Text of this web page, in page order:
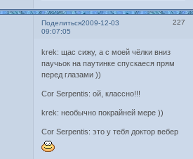
Поделиться 227
2009-12-03
09:07:05
krek: щас сижу, а с моей чёлки вниз
паучьок на паутинке спускаеся прям
перед глазами ))
Cor Serpentis: ой, классно!!!
krek: необычно покрайней мере ))
Cor Serpentis: это у тебя доктор вебер